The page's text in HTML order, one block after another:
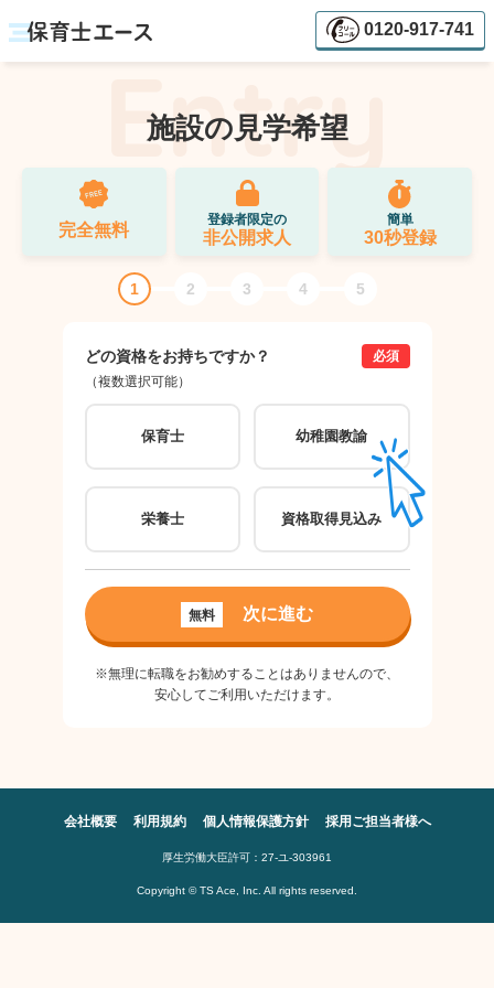
0120-917-741
施設の見学希望
完全無料
登録者限定の
非公開求人
簡単
30秒登録
1 2 3 4 5
どの資格をお持ちですか？
（複数選択可能）
必須
保育士 幼稚園教諭
栄養士 資格取得見込み
無料 次に進む
※無理に転職をお勧めすることはありませんので、
安心してご利用いただけます。
会社概要 利用規約 個人情報保護方針 採用ご担当者様へ
厚生労働大臣許可：27-ユ-303961
Copyright © TS Ace, Inc. All rights reserved.